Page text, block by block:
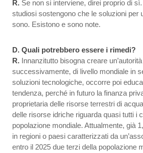
R. Se non si interviene, direi proprio di
studiosi sostengono che le soluzioni per
sono. Esistono e sono note.
D. Quali potrebbero essere i rimedi?
R. Innanzitutto bisogna creare
successivamente, di livello mondiale in
soluzioni tecnologiche, occorre poi
tendenza, perché in futuro la finanza
proprietaria delle risorse terrestri di
delle risorse idriche riguarda quasi tutti i
popolazione mondiale. Attualmente, già
in regioni o paesi caratterizzati da
entro il 2025 due terzi della popolazione